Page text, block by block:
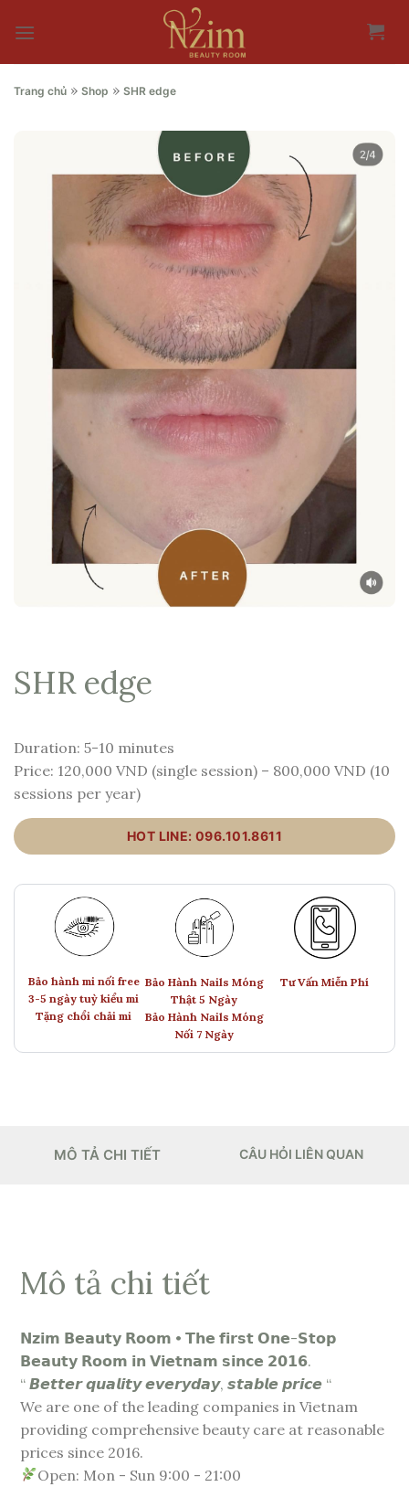
Trang chủ » Shop » SHR edge
SHR edge
Duration: 5-10 minutes
Price: 120,000 VND (single session) – 800,000 VND (10
sessions per year)
HOT LINE: 096.101.8611
Bảo hành mi nối free
3-5 ngày tuỳ kiểu mi
Tặng chổi chải mi
Bảo Hành Nails Móng
Thật 5 Ngày
Bảo Hành Nails Móng
Nối 7 Ngày
Tư Vấn Miễn Phí
MÔ TẢ CHI TIẾT CÂU HỎI LIÊN QUAN
Mô tả chi tiết
𝗡𝘇𝗶𝗺 𝗕𝗲𝗮𝘂𝘁𝘆 𝗥𝗼𝗼𝗺 • 𝗧𝗵𝗲 𝗳𝗶𝗿𝘀𝘁 𝗢𝗻𝗲-𝗦𝘁𝗼𝗽
𝗕𝗲𝗮𝘂𝘁𝘆 𝗥𝗼𝗼𝗺 𝗶𝗻 𝗩𝗶𝗲𝘁𝗻𝗮𝗺 𝘀𝗶𝗻𝗰𝗲 𝟮𝟬𝟭𝟲.
“ 𝘽𝙚𝙩𝙩𝙚𝙧 𝙦𝙪𝙖𝙡𝙞𝙩𝙮 𝙚𝙫𝙚𝙧𝙮𝙙𝙖𝙮, 𝙨𝙩𝙖𝙗𝙡𝙚 𝙥𝙧𝙞𝙘𝙚 “
We are one of the leading companies in Vietnam
providing comprehensive beauty care at reasonable
prices since 2016.
Open: Mon - Sun 9:00 - 21:00